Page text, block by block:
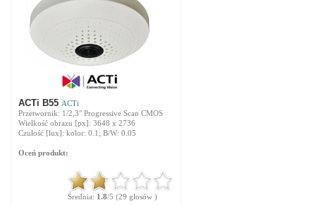
ACTi B55 ACTi
Przetwornik: 1/2,3" Progressive Scan CMOS
Wielkość obrazu [px]: 3648 x 2736
Czułość [lux]: kolor: 0.1; B/W: 0.05
Oceń produkt:
Średnia: 1.8/5 (29 głosów )